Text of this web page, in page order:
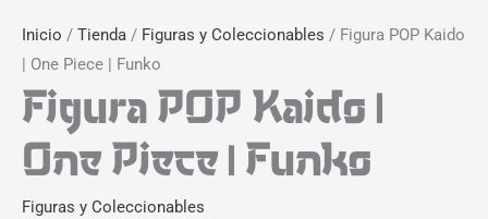
Inicio / Tienda / Figuras y Coleccionables / Figura POP Kaido
| One Piece | Funko
Figura POP Kaido |
One Piece | Funko
Figuras y Coleccionables